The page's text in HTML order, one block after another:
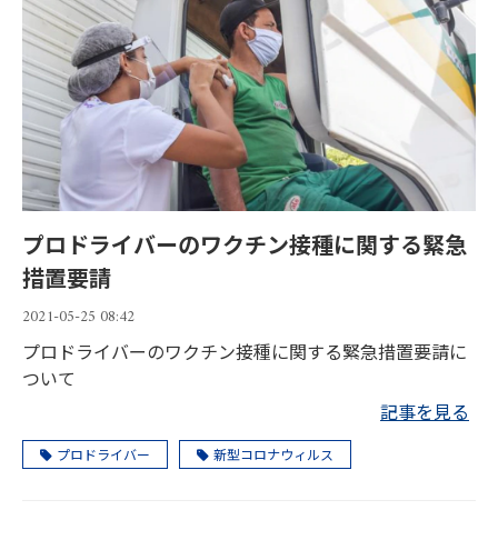
プロドライバーのワクチン接種に関する緊急
措置要請
2021-05-25 08:42
プロドライバーのワクチン接種に関する緊急措置要請に
ついて
記事を見る
プロドライバー 新型コロナウィルス